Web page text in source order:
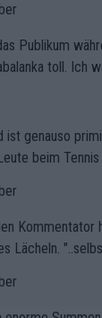
Publikum
toll. Ich
ist genauso
beim
Kommentator
Lächeln.